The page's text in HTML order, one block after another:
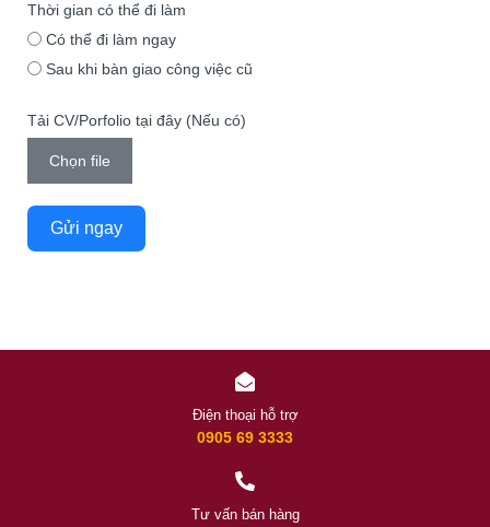
Thời gian có thể đi làm
Có thể đi làm ngay
Sau khi bàn giao công việc cũ
Tải CV/Porfolio tại đây (Nếu có)
Chọn file
Gửi ngay
Điện thoại hỗ trợ
0905 69 3333
Tư vấn bán hàng